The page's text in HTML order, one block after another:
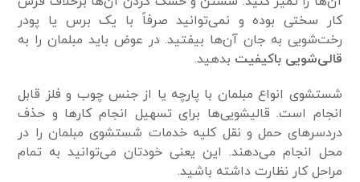
کار سختی بوده و نمی‌توانید صرفاً با یک برس یا پودر
رخت‌شویی به جان آن‌ها بیفتید. در عوض باید مبلمان را به
قالی‌شویی باکیفیت بدهید.
شستشوی انواع مبلمان با پارچه یا از جنس چوب و فلز قابل
انجام است. قالیشویی‌ها برای تسهیل انجام کارها و حذف
دردسرهای حمل و نقل کلیه خدمات شستشوی مبلمان را در
محل انجام می‌دهند. این یعنی خودتان می‌توانید به تمام
مراحل کار نظارت داشته باشید.